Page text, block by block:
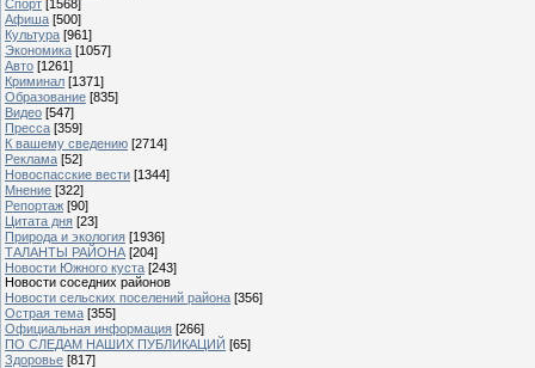
Спорт [1568]
Афиша [500]
Культура [961]
Экономика [1057]
Авто [1261]
Криминал [1371]
Образование [835]
Видео [547]
Пресса [359]
К вашему сведению [2714]
Реклама [52]
Новоспасские вести [1344]
Мнение [322]
Репортаж [90]
Цитата дня [23]
Природа и экология [1936]
ТАЛАНТЫ РАЙОНА [204]
Новости Южного куста [243]
Новости соседних районов
Новости сельских поселений района [356]
Острая тема [355]
Официальная информация [266]
ПО СЛЕДАМ НАШИХ ПУБЛИКАЦИЙ [65]
Здоровье [817]